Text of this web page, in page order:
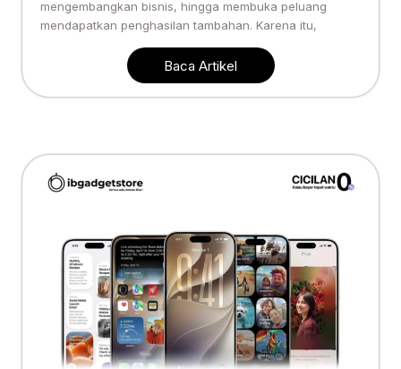
mengembangkan bisnis, hingga membuka peluang
mendapatkan penghasilan tambahan. Karena itu,
Baca Artikel